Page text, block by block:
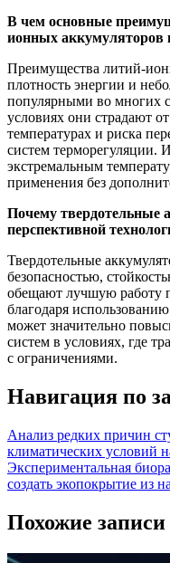
В чем основные
ионных аккумуляторов
Преимущества литий-
плотность энергии и
популярными во многих
условиях они страдают
температурах и риска
систем терморегуляции.
экстремальным
применения без
Почему твердотельные
перспективной
Твердотельные
безопасностью,
обещают лучшую работу
благодаря
может значительно
систем в условиях, где
с ограничениями.
Навигация по
Анализ редких причин
климатических условий
Экспериментальная
создать экопокрытие из
Похожие записи